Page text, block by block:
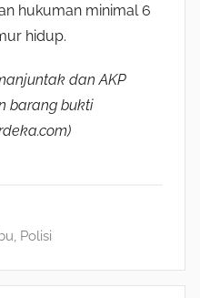
hukuman minimal 6
hidup.
dan AKP
barang bukti
, Polisi